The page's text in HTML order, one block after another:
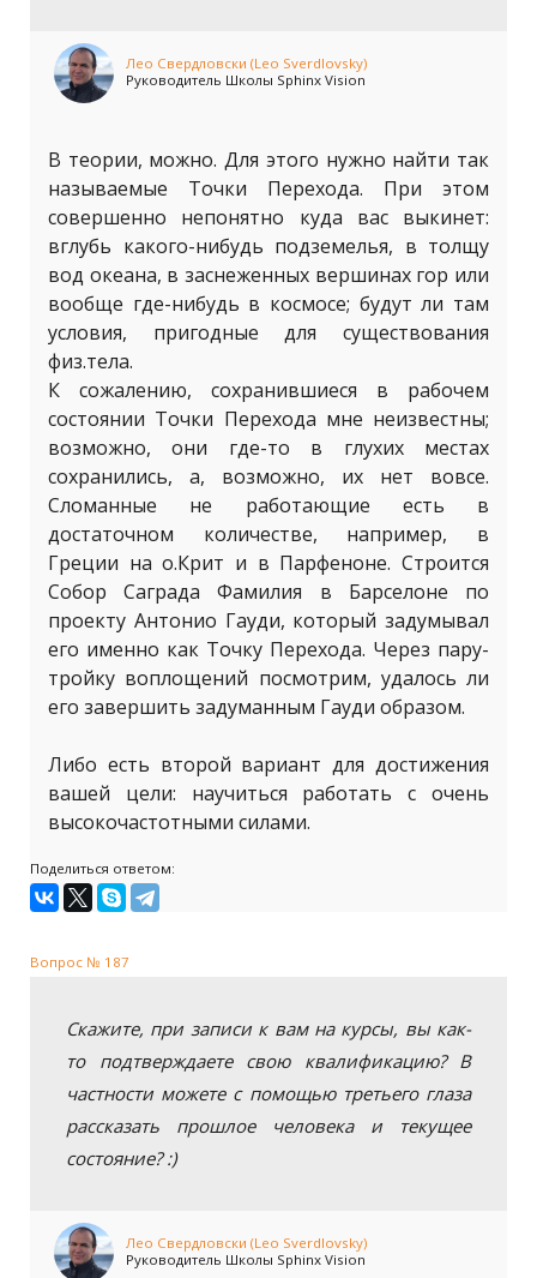
Лео Свердловски (Leo Sverdlovsky)
Руководитель Школы Sphinx Vision
В теории, можно. Для этого нужно найти так
называемые Точки Перехода. При этом
совершенно непонятно куда вас выкинет:
вглубь какого-нибудь подземелья, в толщу
вод океана, в заснеженных вершинах гор или
вообще где-нибудь в космосе; будут ли там
условия, пригодные для существования
физ.тела.
К сожалению, сохранившиеся в рабочем
состоянии Точки Перехода мне неизвестны;
возможно, они где-то в глухих местах
сохранились, а, возможно, их нет вовсе.
Сломанные не работающие есть в
достаточном количестве, например, в
Греции на о.Крит и в Парфеноне. Строится
Собор Саграда Фамилия в Барселоне по
проекту Антонио Гауди, который задумывал
его именно как Точку Перехода. Через пару-
тройку воплощений посмотрим, удалось ли
его завершить задуманным Гауди образом.
Либо есть второй вариант для достижения
вашей цели: научиться работать с очень
высокочастотными силами.
Поделиться ответом:
Вопрос № 187
Скажите, при записи к вам на курсы, вы как-
то подтверждаете свою квалификацию? В
частности можете с помощью третьего глаза
рассказать прошлое человека и текущее
состояние? :)
Лео Свердловски (Leo Sverdlovsky)
Руководитель Школы Sphinx Vision